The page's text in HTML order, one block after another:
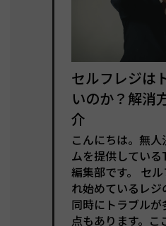
セルフレジは
いのか？解消
介
こんにちは。無
ムを提供している
編集部です。 セ
れ始めているレジ
同時にトラブル
点もあります。こ